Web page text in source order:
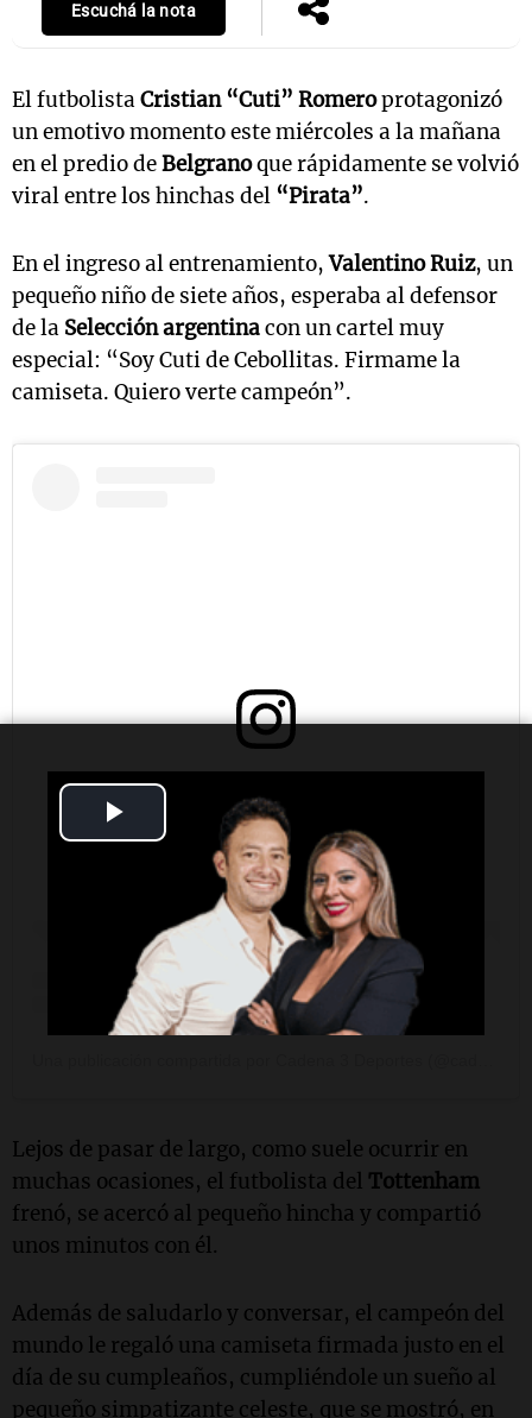
Video
Escuchá la nota
El futbolistaCristian “Cuti” Romeroprotagonizó
un emotivo momento este miércoles a la mañana
en el predio deBelgranoque rápidamente se volvió
viral entre los hinchas del “Pirata”.
En el ingreso al entrenamiento,Valentino Ruiz, un
pequeño niño de siete años, esperaba al defensor
de la Selección argentinacon un cartel muy
especial: “Soy Cuti de Cebollitas. Firmame la
camiseta. Quiero verte campeón”.
Ver esta publicación en Instagram
Lejos de pasar de largo, como suele ocurrir en
muchas ocasiones, el futbolista del Tottenham
frenó, se acercó al pequeño hincha y compartió
unos minutos con él.
Además de saludarlo y conversar, el campeón del
mundo le regaló una camiseta firmada justo en el
día de su cumpleaños, cumpliéndole un sueño al
pequeño simpatizante celeste, que se mostró, en